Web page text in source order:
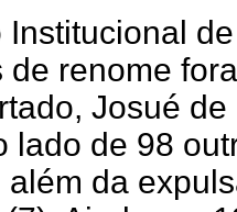
Institucional
de renome
Josué
lado de 98
além da